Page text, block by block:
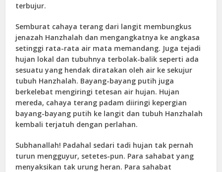
terbujur.
Semburat cahaya terang dari langit membungkus
jenazah Hanzhalah dan mengangkatnya ke angkasa
setinggi rata-rata air mata memandang. Juga tejadi
hujan lokal dan tubuhnya terbolak-balik seperti ada
sesuatu yang hendak diratakan oleh air ke sekujur
tubuh Hanzhalah. Bayang-bayang putih juga
berkelebat mengiringi tetesan air hujan. Hujan
mereda, cahaya terang padam diiringi kepergian
bayang-bayang putih ke langit dan tubuh Hanzhalah
kembali terjatuh dengan perlahan.
Subhanallah! Padahal sedari tadi hujan tak pernah
turun mengguyur, setetes-pun. Para sahabat yang
menyaksikan tak urung heran. Para sahabat